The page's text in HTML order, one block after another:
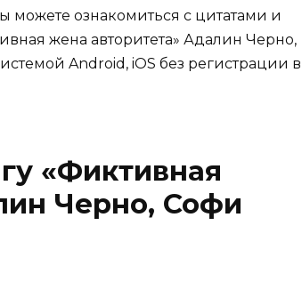
можете ознакомиться с цитатами и
жена авторитета» Адалин Черно,
Android, iOS без регистрации в
«Фиктивная
Черно, Софи